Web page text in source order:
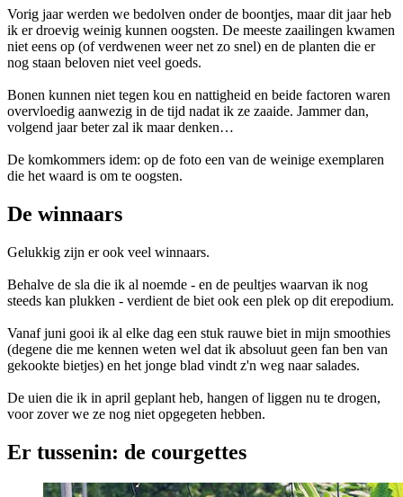
Vorig jaar werden we bedolven onder de boontjes, maar dit jaar heb
ik er droevig weinig kunnen oogsten. De meeste zaailingen kwamen
niet eens op (of verdwenen weer net zo snel) en de planten die er
nog staan beloven niet veel goeds.
Bonen kunnen niet tegen kou en nattigheid en beide factoren waren
overvloedig aanwezig in de tijd nadat ik ze zaaide. Jammer dan,
volgend jaar beter zal ik maar denken…
De komkommers idem: op de foto een van de weinige exemplaren
die het waard is om te oogsten.
De winnaars
Gelukkig zijn er ook veel winnaars.
Behalve de sla die ik al noemde - en de peultjes waarvan ik nog
steeds kan plukken - verdient de biet ook een plek op dit erepodium.
Vanaf juni gooi ik al elke dag een stuk rauwe biet in mijn smoothies
(degene die me kennen weten wel dat ik absoluut geen fan ben van
gekookte bietjes) en het jonge blad vindt z'n weg naar salades.
De uien die ik in april geplant heb, hangen of liggen nu te drogen,
voor zover we ze nog niet opgegeten hebben.
Er tussenin: de courgettes